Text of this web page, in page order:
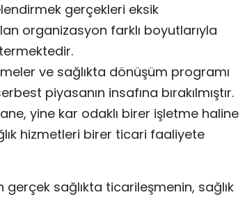
gerçekleri eksik
organizasyon farklı boyutlarıyla
ve sağlıkta dönüşüm programı
piyasanın insafına bırakılmıştır.
yine kar odaklı birer işletme haline
hizmetleri birer ticari faaliyete
sağlıkta ticarileşmenin, sağlık